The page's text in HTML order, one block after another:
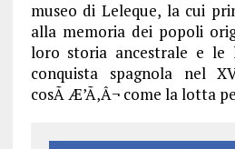
museo di Leleque, la cui
alla memoria dei popoli
loro storia ancestrale e le
conquista spagnola nel
cosÃ Æ’Ã‚Â¬ come la lotta